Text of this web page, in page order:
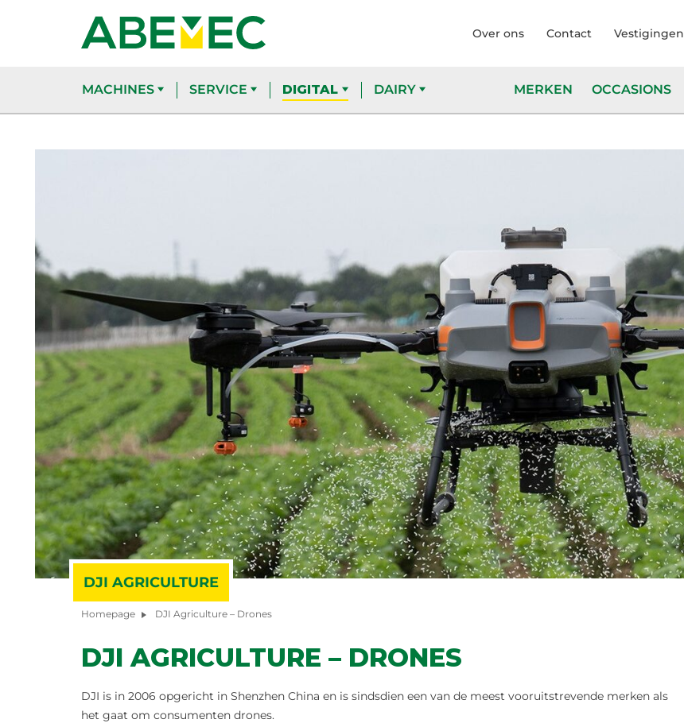
Over ons Contact Vestigingen
MACHINES SERVICE DIGITAL DAIRY MERKEN OCCASIONS
DJI AGRICULTURE
Homepage DJI Agriculture – Drones
DJI AGRICULTURE – DRONES
DJI is in 2006 opgericht in Shenzhen China en is sindsdien een van de meest vooruitstrevende merken als
het gaat om consumenten drones.